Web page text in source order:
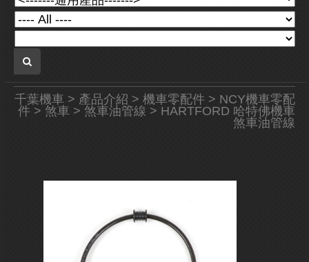
千葉機車 > 產品介紹 > 機車零配件 > NCY機車零配
件 > 煞車 > 煞車油管線 > HARTFORD 哈特佛機車
煞車油管線